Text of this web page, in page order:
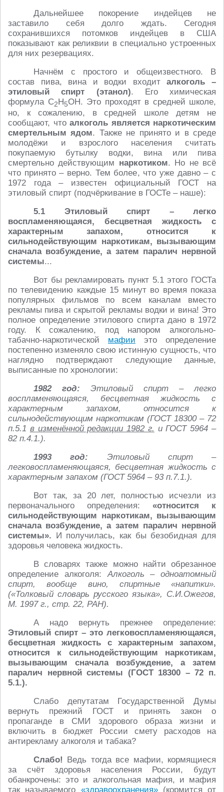
Дальнейшее покорение индейцев не
заставило себя долго ждать. Сегодня
сохранившихся потомков индейцев в США
показывают как реликвии в специально устроенных
для них резервациях.
Начнём с простого и общеизвестного. В
состав пива, вина и водки входиталкоголь –
этиловый спирт (этанол). Его химическая
формула C2H5OH. Это проходят в средней школе,
но, к сожалению, в средней школе детям не
сообщают, что алкоголь является наркотическим
смертельным ядом. Также не принято и в среде
молодёжи и взрослого населения считать
покупаемую бутылку водки, вина или пива
смертельно действующим наркотиком. Но не всё
что принято – верно. Тем более, что уже давно – с
1972 года – известен официальный ГОСТ на
этиловый спирт (подчёркивание в ГОСТе – наше):
5.1 Этиловый спирт – легко
воспламеняющаяся, бесцветная жидкость с
характерным запахом, относится к
сильнодействующим наркотикам, вызывающим
сначала возбуждение, а затем паралич нервной
системы...
Вот бы рекламировать пункт 5.1 этого ГОСТа
по телевидению каждые 15 минут во время показа
популярных фильмов по всем каналам вместо
рекламы пива и скрытой рекламы водки и вина! Это
полное определение этилового спирта дано в 1972
году. К сожалению, под напором алкогольно-
табачно-наркотической мафии это определение
постепенно изменяло свою истинную сущность, что
наглядно подтверждают следующие данные,
выписанные по хронологии:
1982 год: Этиловый спирт – легко
воспламеняющаяся, бесцветная жидкость с
характерным запахом, относится к
сильнодействующим наркотикам (ГОСТ 18300 – 72
п.5.1 в изменённой редакции 1982 г. и ГОСТ 5964 –
82 п.4.1.).
1993 год: Этиловый спирт –
легковоспламеняющаяся, бесцветная жидкость с
характерным запахом (ГОСТ 5964 – 93 п.7.1.).
Вот так, за 20 лет, полностью исчезли из
первоначального определения: «относится к
сильнодействующим наркотикам, вызывающим
сначала возбуждение, а затем паралич нервной
системы». И получилась, как бы безобидная для
здоровья человека жидкость.
В словарях также можно найти обрезанное
определение алкоголя:Алкоголь – одноатомный
спирт, вообще вино, спиртные «напитки».
(«Толковый словарь русского языка», С.И.Ожегов,
М. 1997 г., стр. 22, РАН).
А надо вернуть прежнее определение:
Этиловый спирт – это легковоспламеняющаяся,
бесцветная жидкость с характерным запахом,
относится к сильнодействующим наркотикам,
вызывающим сначала возбуждение, а затем
паралич нервной системы (ГОСТ 18300 – 72 п.
5.1.).
Слабо депутатам Государственной Думы
вернуть прежний ГОСТ и принять закон о
пропаганде в СМИ здорового образа жизни и
включить в бюджет России смету расходов на
антирекламу алкоголя и табака?
Слабо!
Ведь тогда все мафии, кормящиеся
за счёт здоровья населения России, будут
обанкрочены: это и алкогольная мафия, и мафия
так называемого «здравоохранения»(кормится от